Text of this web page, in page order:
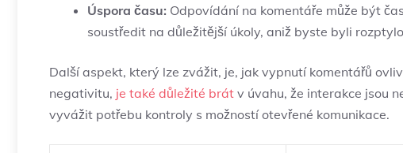
Úspora času: Odpovídání na komentáře může být
soustředit na důležitější úkoly, aniž byste byli
Další aspekt, který lze zvážit, je, jak vypnutí komentářů
negativitu, je také důležité brát v úvahu, že interakce jsou
vyvážit potřebu kontroly s možností otevřené komunikace.